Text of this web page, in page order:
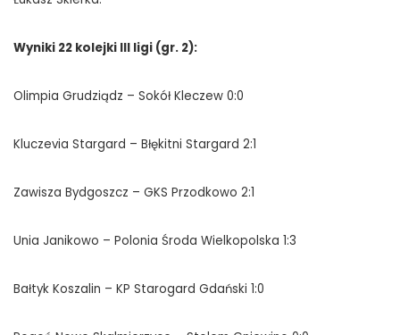
Wyniki 22 kolejki III ligi (gr. 2):
Olimpia Grudziądz – Sokół Kleczew 0:0
Kluczevia Stargard – Błękitni Stargard 2:1
Zawisza Bydgoszcz – GKS Przodkowo 2:1
Unia Janikowo – Polonia Środa Wielkopolska 1:3
Bałtyk Koszalin – KP Starogard Gdański 1:0